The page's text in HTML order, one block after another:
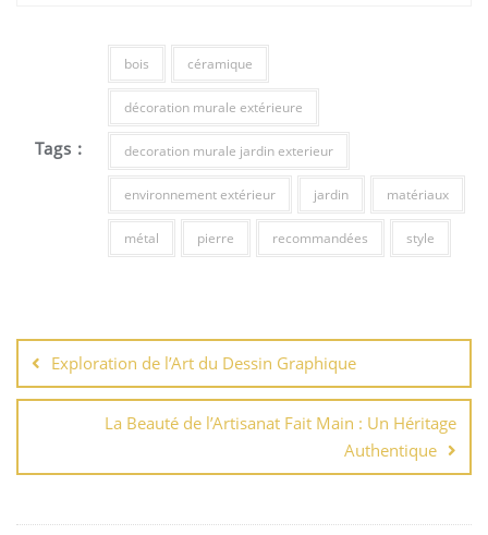
Tags :
bois céramique
décoration murale extérieure
decoration murale jardin exterieur
environnement extérieur jardin matériaux
métal pierre recommandées style
de
l’article
Exploration de l’Art du Dessin Graphique
La Beauté de l’Artisanat Fait Main : Un Héritage
Authentique